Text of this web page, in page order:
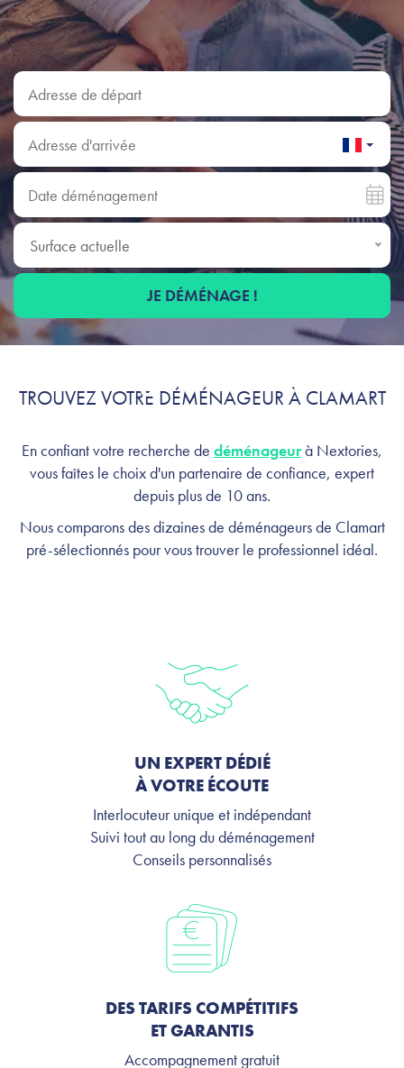
Déménagement à Clamart :
Adresse de départ
Adresse d'arrivée
Date déménagement
Surface actuelle
Surface actuelle
JE DÉMÉNAGE !
TROUVEZ VOTRE DÉMÉNAGEUR À CLAMART
En confiant votre recherche de déménageurà Nextories,
vous faîtes le choix d'un partenaire de confiance, expert
depuis plus de 10 ans.
Nous comparons des dizaines de déménageurs de Clamart
pré-sélectionnés pour vous trouver le professionnel idéal.
UN EXPERT DÉDIÉ
À VOTRE ÉCOUTE
Interlocuteur unique et indépendant
Suivi tout au long du déménagement
Conseils personnalisés
DES TARIFS COMPÉTITIFS
ET GARANTIS
Accompagnement gratuit